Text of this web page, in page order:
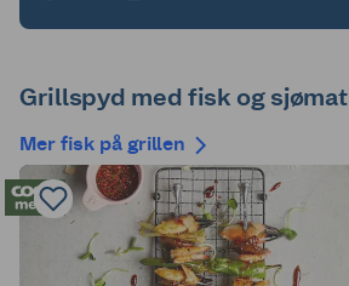
Grillspyd med fisk og sjømat
Mer fisk på grillen